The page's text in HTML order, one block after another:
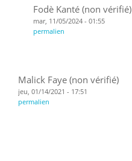
Fodè Kanté (non vérifié)
mar, 11/05/2024 - 01:55
permalien
Malick Faye (non vérifié)
jeu, 01/14/2021 - 17:51
permalien